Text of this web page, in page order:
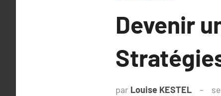
Devenir
par Louise KESTEL